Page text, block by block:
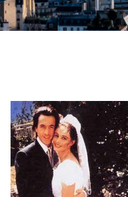
Horror
Misdaad
Musical
Oorlogsfilm
Romantische komedie